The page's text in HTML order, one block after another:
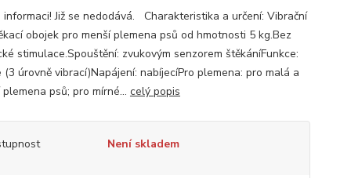
informaci! Již se nedodává. Charakteristika a určení: Vibrační
obojek pro menší plemena psů od hmotnosti 5 kg.Bez
stimulace.Spouštění: zvukovým senzorem štěkáníFunkce:
(3 úrovně vibrací)Napájení: nabíjecíPro plemena: pro malá a
psů; pro mírné... celý popis
Není skladem